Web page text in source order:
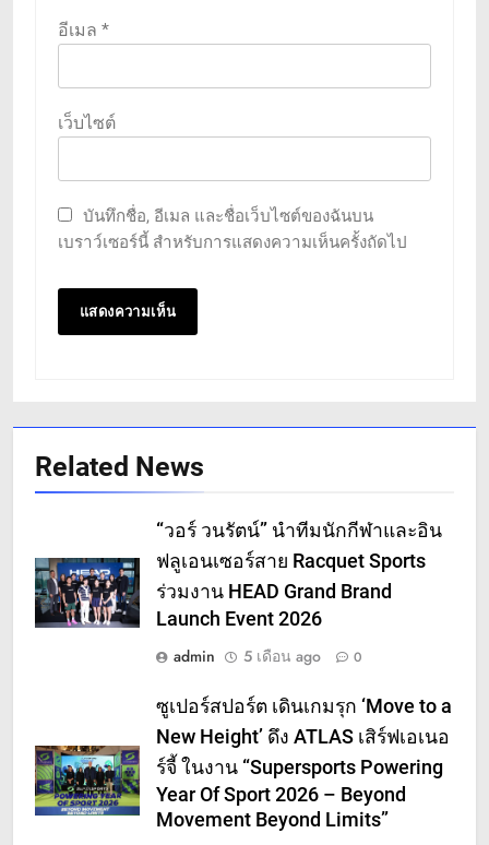
อีเมล *
เว็บไซต์
บันทึกชื่อ, อีเมล และชื่อเว็บไซต์ของฉันบน
เบราว์เซอร์นี้ สำหรับการแสดงความเห็นครั้งถัดไป
Related News
“วอร์ วนรัตน์” นำทีมนักกีฬาและอิน
ฟลูเอนเซอร์สาย Racquet Sports
ร่วมงาน HEAD Grand Brand
Launch Event 2026
admin
5 เดือน ago 0
ซูเปอร์สปอร์ต เดินเกมรุก ‘Move to a
New Height’ ดึง ATLAS เสิร์ฟเอเนอ
ร์จี้ ในงาน “Supersports Powering
Year Of Sport 2026 – Beyond
Movement Beyond Limits”